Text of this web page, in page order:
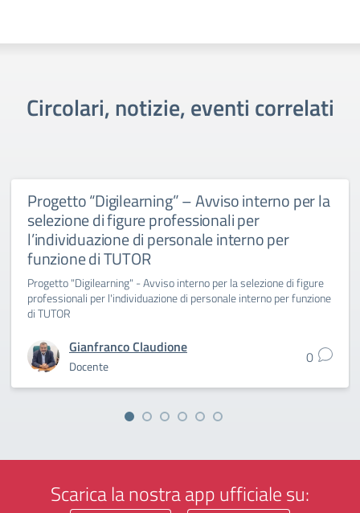
Circolari, notizie, eventi correlati
Progetto “Digilearning” – Avviso interno per la
selezione di figure professionali per
l’individuazione di personale interno per
funzione di TUTOR
Progetto "Digilearning" - Avviso interno per la selezione di figure
professionali per l'individuazione di personale interno per funzione
di TUTOR
Gianfranco Claudione
Docente 0
Scarica la nostra app ufficiale su: